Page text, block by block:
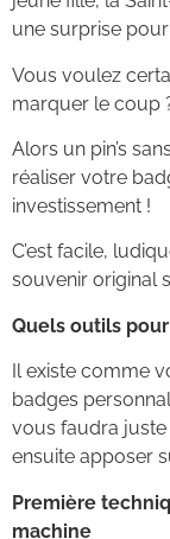
une surprise
Vous voulez
marquer le coup
Alors un pin’s
réaliser votre
investissement !
C’est facile,
souvenir original
Quels outils
Il existe comme
badges
vous faudra
ensuite apposer
Première
machine